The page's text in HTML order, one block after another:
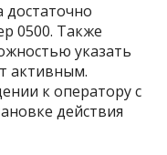
0500. Также
указать
активным.
к оператору с
действия